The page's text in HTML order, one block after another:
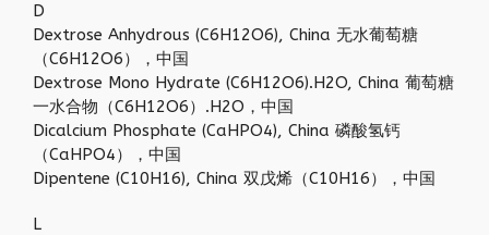
D
Dextrose Anhydrous (C6H12O6), China 无水葡萄糖
（C6H12O6），中国
Dextrose Mono Hydrate (C6H12O6).H2O, China 葡萄糖
一水合物（C6H12O6）.H2O，中国
Dicalcium Phosphate (CaHPO4), China 磷酸氢钙
（CaHPO4），中国
Dipentene (C10H16), China 双戊烯（C10H16），中国
L